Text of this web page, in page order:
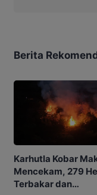
Berita
Karhutla Kobar
Mencekam, 279
Terbakar dan